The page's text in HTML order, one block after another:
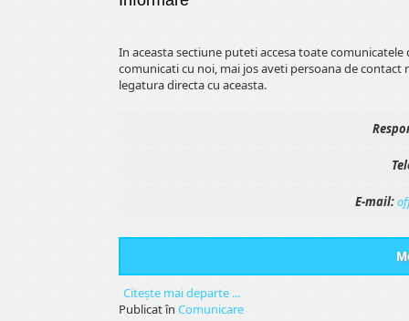
In aceasta sectiune puteti accesa toate
comunicati cu noi, mai jos aveti persoana de
legatura directa cu aceasta.
E-mail:
Citeşte mai departe ...
Publicat în Comunicare